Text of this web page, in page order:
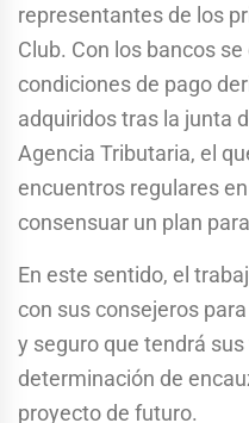
representantes de los
Club. Con los bancos
condiciones de pago
adquiridos tras la junta
Agencia Tributaria, el
encuentros regulares
consensuar un plan
En este sentido, el
con sus consejeros
y seguro que tendrá
determinación de
proyecto de futuro.